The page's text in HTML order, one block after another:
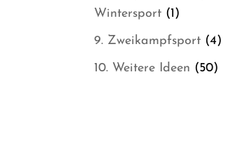
Wintersport
11
Produkt
9. Zweikampfsport 44
10. Weitere Ideen 5050